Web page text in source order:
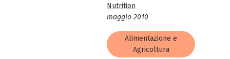
Nutrition
maggio 2010
Alimentazione e
Agricoltura